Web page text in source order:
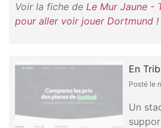
Voir la fiche de Le Mur Jaune -
pour aller voir jouer Dortmund !
En
Posté le
Un